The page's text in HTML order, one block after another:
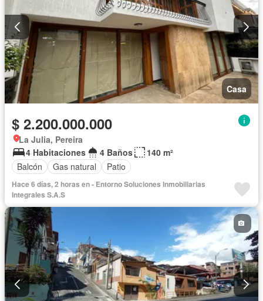
Casa
$ 2.200.000.000
La Julia, Pereira
4 Habitaciones
4 Baños
140 m²
Balcón
Gas natural Patio
Hace 6 días, 2 horas en - Entorno Soluciones Inmobiliarias
Integrales S.A.S